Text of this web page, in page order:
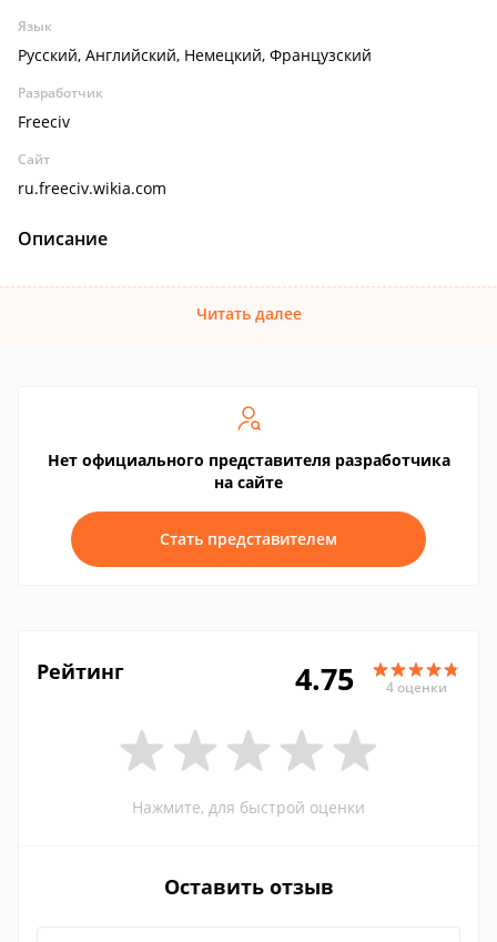
Язык
Русский, Английский, Немецкий, Французский
Разработчик
Freeciv
Сайт
ru.freeciv.wikia.com
Описание
Читать далее
Нет официального представителя разработчика
на сайте
Стать представителем
Рейтинг 4.75 4 оценки
Нажмите, для быстрой оценки
Оставить отзыв